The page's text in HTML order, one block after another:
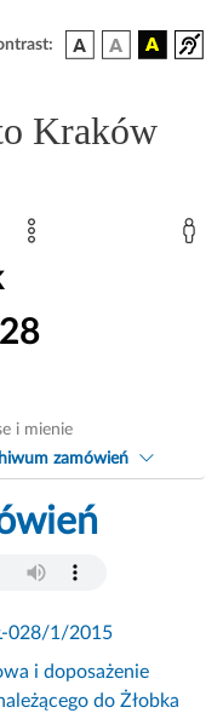
Kraków
i mienie
zamówień
028/1/2015
i doposażenie
do Żłobka